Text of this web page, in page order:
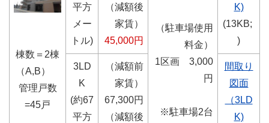
棟数＝2棟
（A,B）
管理戸数
=45戸
平方
メー
トル)
（減額後
家賃）
45,000円
（駐車場使用
料金）
1区画 3,000
円
※駐車場2台
K)
(13KB;
)
3LD
K
(約67
平方
（減額前
家賃）
67,300円
（減額後
間取り
図面
（3LD
K)